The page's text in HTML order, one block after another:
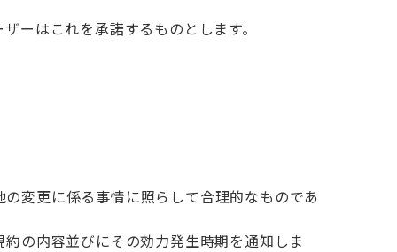
ーはこれを承諾するものとします。
変更に係る事情に照らして合理的なものであ
の内容並びにその効力発生時期を通知しま